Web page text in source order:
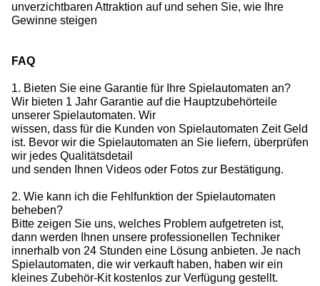
unverzichtbaren Attraktion auf und sehen Sie, wie Ihre
Gewinne steigen
FAQ
1. Bieten Sie eine Garantie für Ihre Spielautomaten an?
Wir bieten 1 Jahr Garantie auf die Hauptzubehörteile
unserer Spielautomaten. Wir
wissen, dass für die Kunden von Spielautomaten Zeit Geld
ist. Bevor wir die Spielautomaten an Sie liefern, überprüfen
wir jedes Qualitätsdetail
und senden Ihnen Videos oder Fotos zur Bestätigung.
2. Wie kann ich die Fehlfunktion der Spielautomaten
beheben?
Bitte zeigen Sie uns, welches Problem aufgetreten ist,
dann werden Ihnen unsere professionellen Techniker
innerhalb von 24 Stunden eine Lösung anbieten. Je nach
Spielautomaten, die wir verkauft haben, haben wir ein
kleines Zubehör-Kit kostenlos zur Verfügung gestellt.